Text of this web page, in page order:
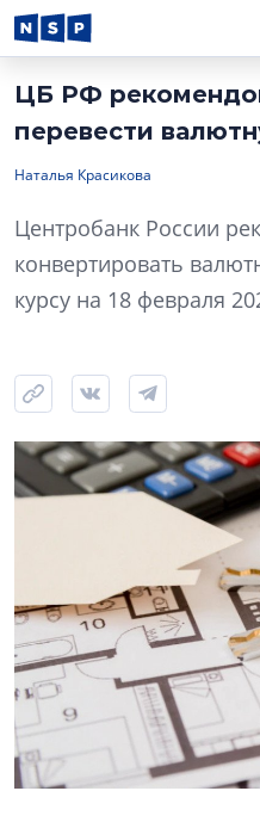
ЦБ РФ
перевести
Наталья Красикова
Центробанк России
конвертировать
курсу на 18 февраля